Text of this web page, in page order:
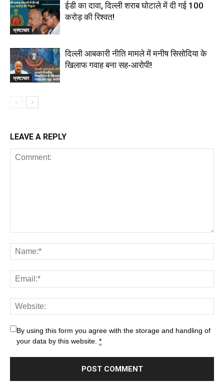
भ्रष्टाचार
ईडी का दावा, दिल्ली शराब घोटाले में दी गई ₹100
करोड़ की रिश्वत!
भ्रष्टाचार
दिल्‍ली आबकारी नीति मामले में मनीष सिसोदिया के
खिलाफ गवाह बना सह-आरोपी!
LEAVE A REPLY
By using this form you agree with the storage and handling of
your data by this website. *